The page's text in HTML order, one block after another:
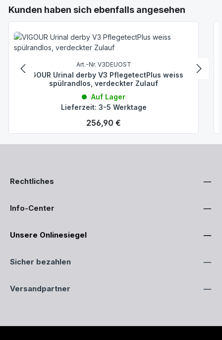
Produktgalerie überspringen
Kunden haben sich ebenfalls angesehen
Art.-Nr. V3DEUOST
VIGOUR Urinal derby V3 PflegetectPlus weiss
spülrandlos, verdeckter Zulauf
Auf Lager
Lieferzeit: 3-5 Werktage
Regulärer Preis:
256,90 €
Rechtliches
Info-Center
Unsere Onlinesiegel
Sicher bezahlen
Versandpartner